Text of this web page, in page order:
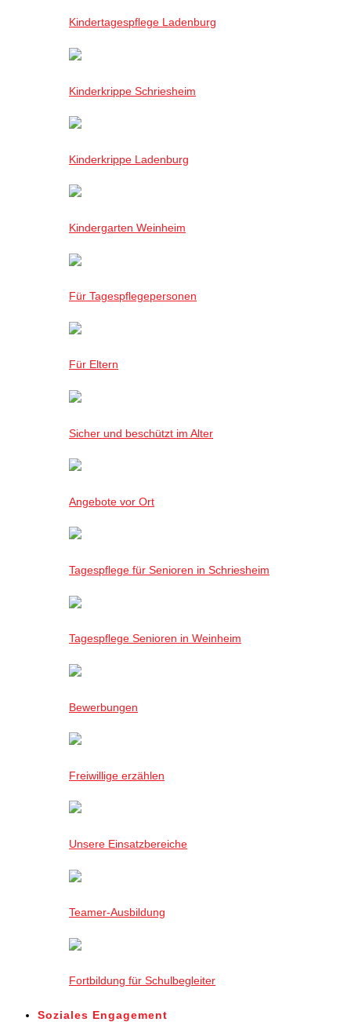
Kindertagespflege Ladenburg
Kinderkrippe Schriesheim
Kinderkrippe Ladenburg
Kindergarten Weinheim
Für Tagespflegepersonen
Für Eltern
Sicher und beschützt im Alter
Angebote vor Ort
Tagespflege für Senioren in Schriesheim
Tagespflege Senioren in Weinheim
Bewerbungen
Freiwillige erzählen
Unsere Einsatzbereiche
Teamer-Ausbildung
Fortbildung für Schulbegleiter
Soziales Engagement